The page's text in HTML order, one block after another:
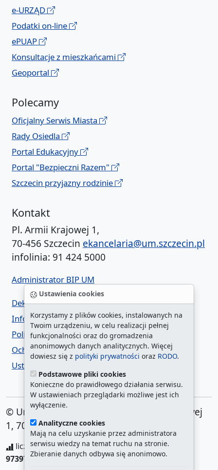
Ustawienia cookies
Korzystamy z plików cookies, instalowanych na
Twoim urządzeniu, w celu realizacji pełnej
funkcjonalności oraz do gromadzenia
anonimowych danych analitycznych. Więcej
dowiesz się z polityki prywatności oraz RODO.
Podstawowe pliki cookies
Konieczne do prawidłowego działania serwisu.
W ustawieniach przeglądarki możliwe jest ich
wyłączenie.
Analityczne cookies
Mają na celu uzyskanie przez administratora
serwisu wiedzy na temat ruchu na stronie.
Zbieranie danych odbywa się anonimowo.
e-URZĄD
Podatki on-line
ePUAP
Konsultacje z mieszkańcami
Geoportal
Polecamy
Oficjalny Serwis Miasta
Rady Osiedla
Portal Edukacyjny
Portal "Bezpieczni Razem"
Szczecin przyjazny rodzinie
Kontakt
Pl. Armii Krajowej 1,
70-456 Szczecin ekancelaria@um.szczecin.pl
infolinia: 91 424 5000
Administrator BIP UM
Deklaracja dostępności
Informacja o urzędzie w ETR
Polityka prywatności
Ochrona danych osobowych
Ustawienia cookies
© Urząd Miasta Szczecin. Plac Armii Krajowej
1, 70-456 Szczecin
liczba wyświetleń:208257293/ aktualna strona:
973976/najczęściej odwiedzane strony